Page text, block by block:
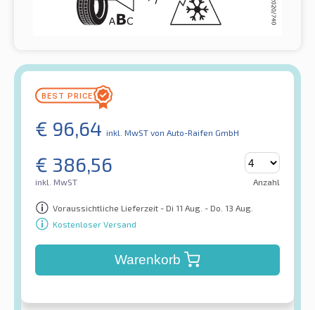
€ 96,64 inkl. MwST von Auto-Raifen GmbH
€ 386,56
inkl. MwST Anzahl
Voraussichtliche Lieferzeit - Di 11 Aug. - Do. 13 Aug.
Kostenloser Versand
Warenkorb